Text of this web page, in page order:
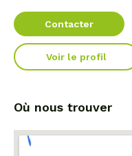
Contacter
Voir le profil
Où nous trouver